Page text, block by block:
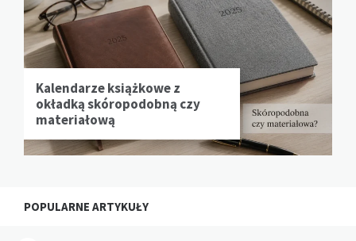
Kalendarze książkowe z
okładką skóropodobną czy
materiałową
POPULARNE ARTYKUŁY